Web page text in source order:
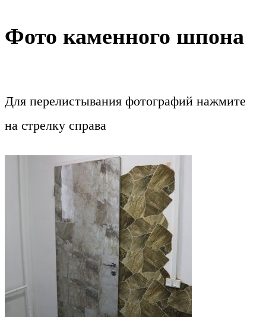
Фото каменного шпона
Для перелистывания фотографий нажмите
на стрелку справа